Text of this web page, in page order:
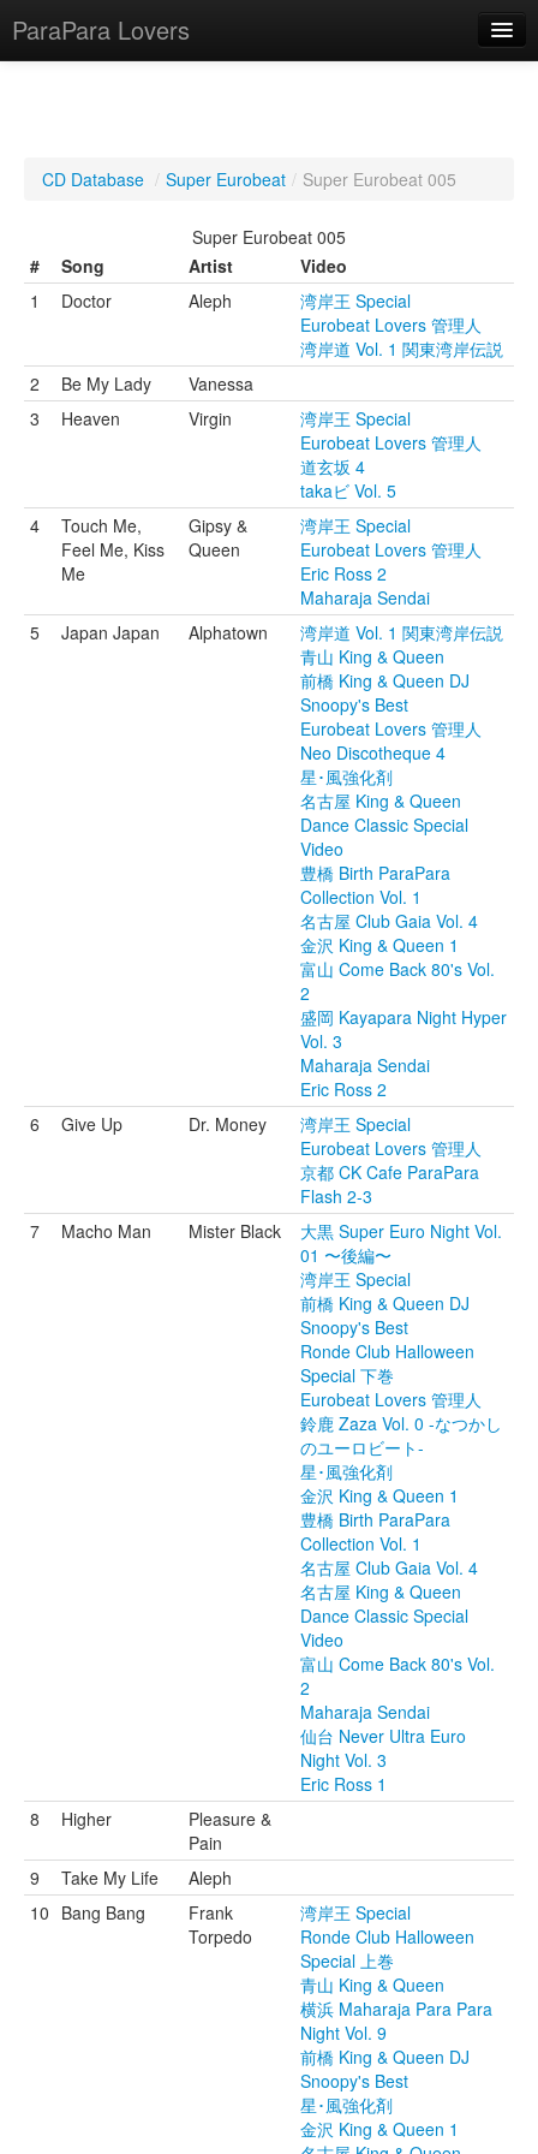
ParaPara Lovers
TechPara Video Database
CD Database
English
CD Database / Super Eurobeat / Super Eurobeat 005
Super Eurobeat 005
#
Song Artist
Video
1
Doctor Aleph
湾岸王 Special
Eurobeat Lovers 管理人
湾岸道 Vol. 1 関東湾岸伝説
2
Be My Lady
Vanessa
3
Heaven Virgin
湾岸王 Special
Eurobeat Lovers 管理人
道玄坂 4
takaビ Vol. 5
4
Touch Me,
Feel Me, Kiss
Me
Gipsy &
Queen
湾岸王 Special
Eurobeat Lovers 管理人
Eric Ross 2
Maharaja Sendai
5
Japan Japan Alphatown
湾岸道 Vol. 1 関東湾岸伝説
青山 King & Queen
前橋 King & Queen DJ
Snoopy's Best
Eurobeat Lovers 管理人
Neo Discotheque 4
星･風強化剤
名古屋 King & Queen
Dance Classic Special
Video
豊橋 Birth ParaPara
Collection Vol. 1
名古屋 Club Gaia Vol. 4
金沢 King & Queen 1
富山 Come Back 80's Vol.
2
盛岡 Kayapara Night Hyper
Vol. 3
Maharaja Sendai
Eric Ross 2
6
Give Up Dr. Money
湾岸王 Special
Eurobeat Lovers 管理人
京都 CK Cafe ParaPara
Flash 2-3
7
Macho Man Mister Black
大黒 Super Euro Night Vol.
01 〜後編〜
湾岸王 Special
前橋 King & Queen DJ
Snoopy's Best
Ronde Club Halloween
Special 下巻
Eurobeat Lovers 管理人
鈴鹿 Zaza Vol. 0 -なつかし
のユーロビート-
星･風強化剤
金沢 King & Queen 1
豊橋 Birth ParaPara
Collection Vol. 1
名古屋 Club Gaia Vol. 4
名古屋 King & Queen
Dance Classic Special
Video
富山 Come Back 80's Vol.
2
Maharaja Sendai
仙台 Never Ultra Euro
Night Vol. 3
Eric Ross 1
8
Higher
Pleasure &
Pain
9
Take My Life
Aleph
10 Bang Bang
Frank
Torpedo
湾岸王 Special
Ronde Club Halloween
Special 上巻
青山 King & Queen
横浜 Maharaja Para Para
Night Vol. 9
前橋 King & Queen DJ
Snoopy's Best
星･風強化剤
金沢 King & Queen 1